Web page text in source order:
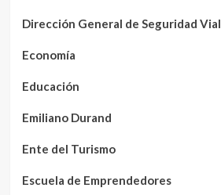
Dirección General de Seguridad Vial
Economía
Educación
Emiliano Durand
Ente del Turismo
Escuela de Emprendedores